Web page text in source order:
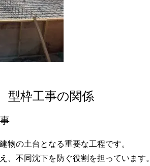
型枠工事の関係
物の土台となる重要な工程です。
、不同沈下を防ぐ役割を担っています。